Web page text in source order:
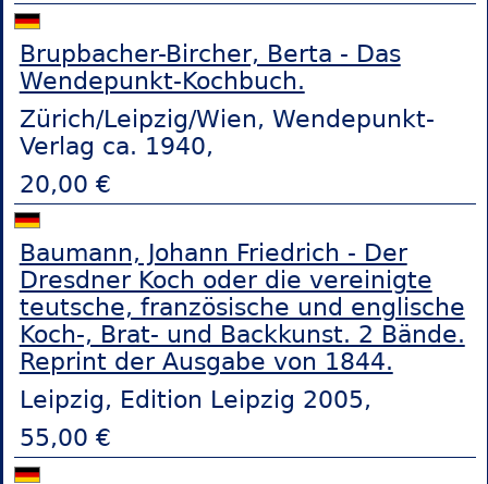
Brupbacher-Bircher, Berta - Das
Wendepunkt-Kochbuch.
Zürich/Leipzig/Wien, Wendepunkt-
Verlag ca. 1940,
20,00 €
Baumann, Johann Friedrich - Der
Dresdner Koch oder die vereinigte
teutsche, französische und englische
Koch-, Brat- und Backkunst. 2 Bände.
Reprint der Ausgabe von 1844.
Leipzig, Edition Leipzig 2005,
55,00 €